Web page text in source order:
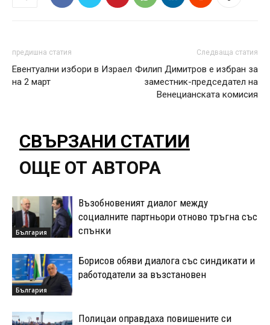
предишна статия
Евентуални избори в Израел
на 2 март
Следваща статия
Филип Димитров е избран за
заместник-председател на
Венецианската комисия
СВЪРЗАНИ СТАТИИ
ОЩЕ ОТ АВТОРА
България
Възобновеният диалог между
социалните партньори отново тръгна със
спънки
България
Борисов обяви диалога със синдикати и
работодатели за възстановен
Полицаи оправдаха повишените си